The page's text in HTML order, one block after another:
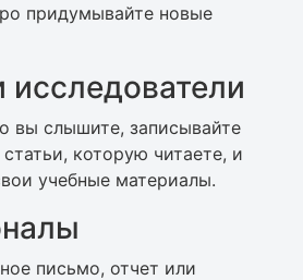
придумывайте новые
исследователи
вы слышите, записывайте
которую читаете, и
учебные материалы.
письмо, отчет или